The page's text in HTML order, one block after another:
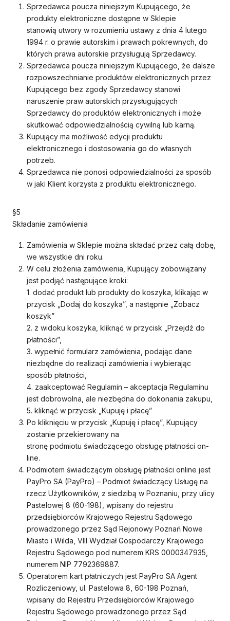
Sprzedawca poucza niniejszym Kupującego, że
produkty elektroniczne dostępne w Sklepie
stanowią utwory w rozumieniu ustawy z dnia 4 lutego
1994 r. o prawie autorskim i prawach pokrewnych, do
których prawa autorskie przysługują Sprzedawcy.
Sprzedawca poucza niniejszym Kupującego, że dalsze
rozpowszechnianie produktów elektronicznych przez
Kupującego bez zgody Sprzedawcy stanowi
naruszenie praw autorskich przysługujących
Sprzedawcy do produktów elektronicznych i może
skutkować odpowiedzialnością cywilną lub karną.
Kupujący ma możliwość edycji produktu
elektronicznego i dostosowania go do własnych
potrzeb.
Sprzedawca nie ponosi odpowiedzialności za sposób
w jaki Klient korzysta z produktu elektronicznego.
§5
Składanie zamówienia
Zamówienia w Sklepie można składać przez całą dobę,
we wszystkie dni roku.
W celu złożenia zamówienia, Kupujący zobowiązany
jest podjąć następujące kroki:
1. dodać produkt lub produkty do koszyka, klikając w
przycisk „Dodaj do koszyka”, a następnie „Zobacz
koszyk”
2. z widoku koszyka, kliknąć w przycisk „Przejdź do
płatności”,
3. wypełnić formularz zamówienia, podając dane
niezbędne do realizacji zamówienia i wybierając
sposób płatności,
4. zaakceptować Regulamin – akceptacja Regulaminu
jest dobrowolna, ale niezbędna do dokonania zakupu,
5. kliknąć w przycisk „Kupuję i płacę”
Po kliknięciu w przycisk „Kupuję i płacę”, Kupujący
zostanie przekierowany na
stronę podmiotu świadczącego obsługę płatności on-
line.
Podmiotem świadczącym obsługę płatności online jest
PayPro SA (PayPro) – Podmiot świadczący Usługę na
rzecz Użytkowników, z siedzibą w Poznaniu, przy ulicy
Pastelowej 8 (60-198), wpisany do rejestru
przedsiębiorców Krajowego Rejestru Sądowego
prowadzonego przez Sąd Rejonowy Poznań Nowe
Miasto i Wilda, VIII Wydział Gospodarczy Krajowego
Rejestru Sądowego pod numerem KRS 0000347935,
numerem NIP 7792369887.
Operatorem kart płatniczych jest PayPro SA Agent
Rozliczeniowy, ul. Pastelowa 8, 60-198 Poznań,
wpisany do Rejestru Przedsiębiorców Krajowego
Rejestru Sądowego prowadzonego przez Sąd